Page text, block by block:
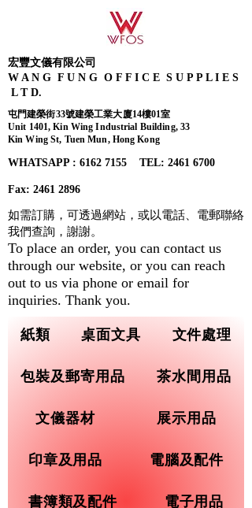
宏豐文儀有限公司
W A N G F U N G O F F I C E S U P P L I E S
L T D.
屯門建榮街33號建榮工業大廈14樓01室
Unit 1401, Kin Wing Industrial Building, 33
Kin Wing St, Tuen Mun, Hong Kong
WHATSAPP : 6162 7155​ TEL: 2461 6700
Fax: 2461 2896
紙類 桌面文具 文件處理
包裝及郵寄用品 茶水間用品
文儀器材 展示用品
印章及用品 電腦及配件
書簿類及配件 電子用品
如需訂購，可透過網站，或以電話、電郵聯絡
我們查詢， 謝謝。
To place an order, you can contact us
through our website, or you can reach
out to us via phone or email for
inquiries. Thank you.